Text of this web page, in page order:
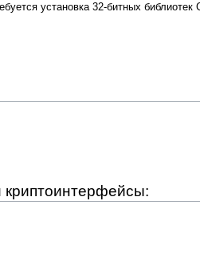
установка 32-битных библиотек